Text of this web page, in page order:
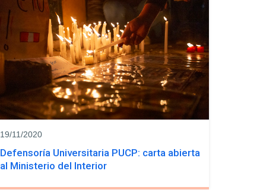
19/11/2020
Defensoría Universitaria PUCP: carta abierta
al Ministerio del Interior